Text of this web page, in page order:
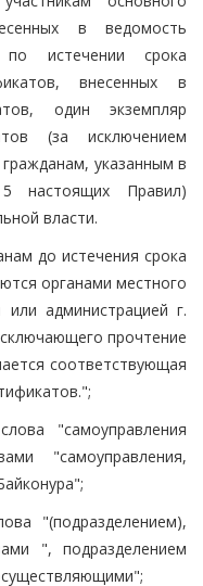
в ведомость
истечении срока
внесенных в
один экземпляр
(за исключением
указанным в
настоящих Правил)
власти.
до истечения срока
органами местного
или администрацией г.
прочтение
соответствующая
"самоуправления
"самоуправления,
"(подразделением),
", подразделением